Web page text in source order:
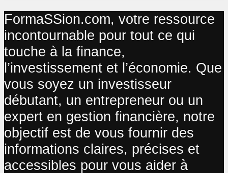
FormaSSion.com, votre ressource
incontournable pour tout ce qui
touche à la finance,
l’investissement et l’économie. Que
vous soyez un investisseur
débutant, un entrepreneur ou un
expert en gestion financière, notre
objectif est de vous fournir des
informations claires, précises et
accessibles pour vous aider à